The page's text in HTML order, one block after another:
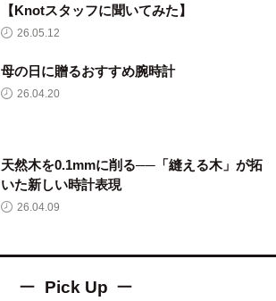
【Knotスタッフに聞いてみた】
26.05.12
母の日に贈るおすすめ腕時計
26.04.20
天然木を0.1mmに削る──「縫える木」が拓
いた新しい時計表現
26.04.09
Pick Up